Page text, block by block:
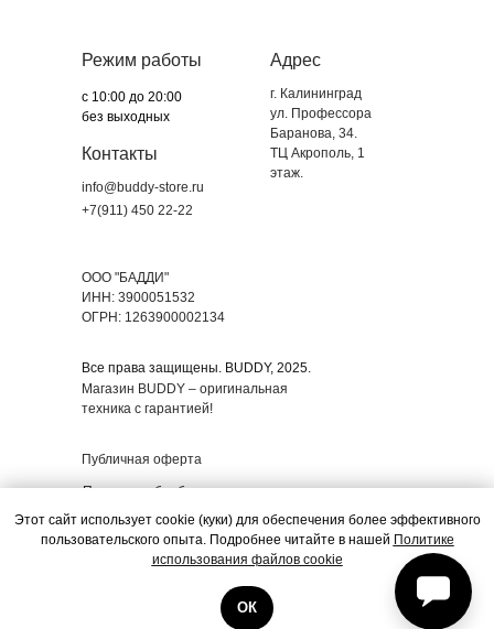
Этот сайт использует cookie (куки) для обеспечения более эффективного
пользовательского опыта. Подробнее читайте в нашей Политике
использования файлов cookie
ОК
Все права защищены. BUDDY, 2025.
Публичная оферта
Политика обработки
персональных данных
Согласие на использование
файлов Cookie
Контакты
+7(911) 450 22-22
info@buddy-store.ru
Адрес
г. Калининград
ул. Профессора
Баранова, 34.
ТЦ Акрополь, 1
этаж.
Магазин BUDDY – оригинальная
техника с гарантией!
ООО "БАДДИ"
ИНН: 3900051532
ОГРН: 1263900002134
Режим работы
с 10:00 до 20:00
без выходных